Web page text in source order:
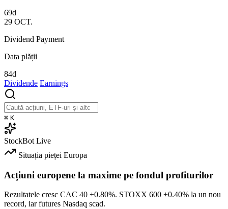
69d
29 OCT.
Dividend Payment
Data plății
84d
Dividende Earnings
⌘ K
StockBot Live
Situația pieței Europa
Acțiuni europene la maxime pe fondul profiturilor
Rezultatele cresc CAC 40 +0.80%. STOXX 600 +0.40% la un nou
record, iar futures Nasdaq scad.